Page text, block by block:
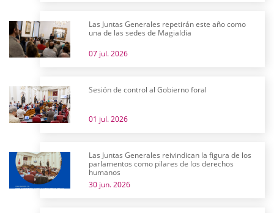
Las Juntas Generales repetirán este año como
una de las sedes de Magialdia
07 jul. 2026
Sesión de control al Gobierno foral
01 jul. 2026
Las Juntas Generales reivindican la figura de los
parlamentos como pilares de los derechos
humanos
30 jun. 2026